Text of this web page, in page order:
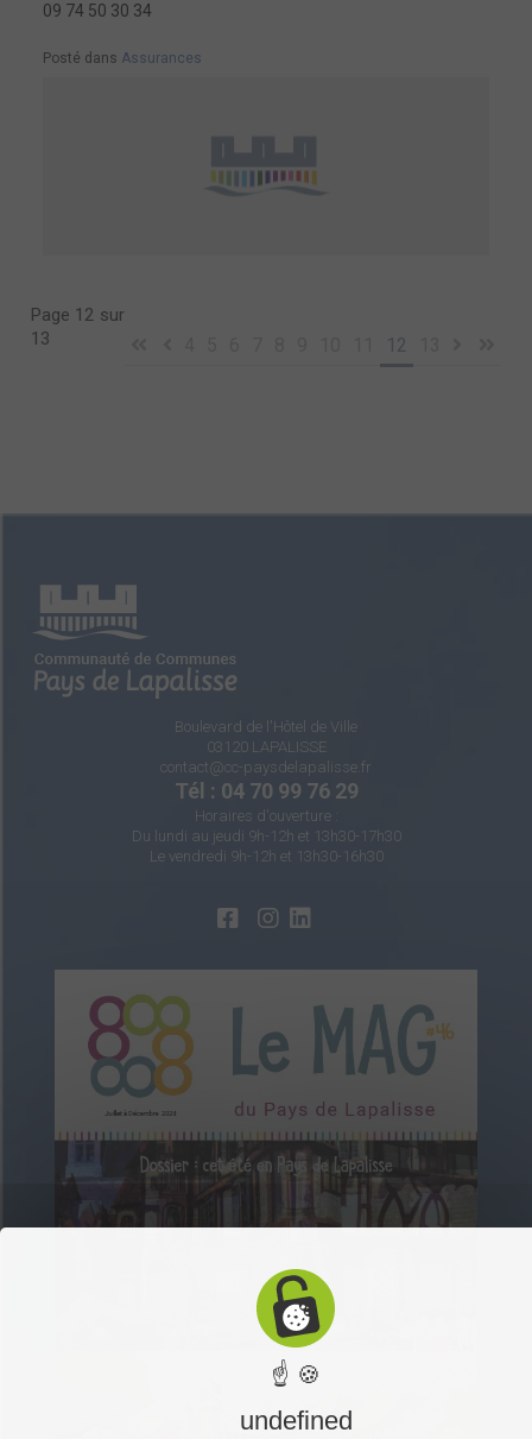
09 74 50 30 34
Posté dans Assurances
Page 12 sur
13
12
Boulevard de l'Hôtel de Ville
03120 LAPALISSE
contact@cc-paysdelapalisse.fr
Tél : 04 70 99 76 29
Horaires d'ouverture :
Du lundi au jeudi 9h-12h et 13h30-17h30
Le vendredi 9h-12h et 13h30-16h30
☝ 🍪
undefined